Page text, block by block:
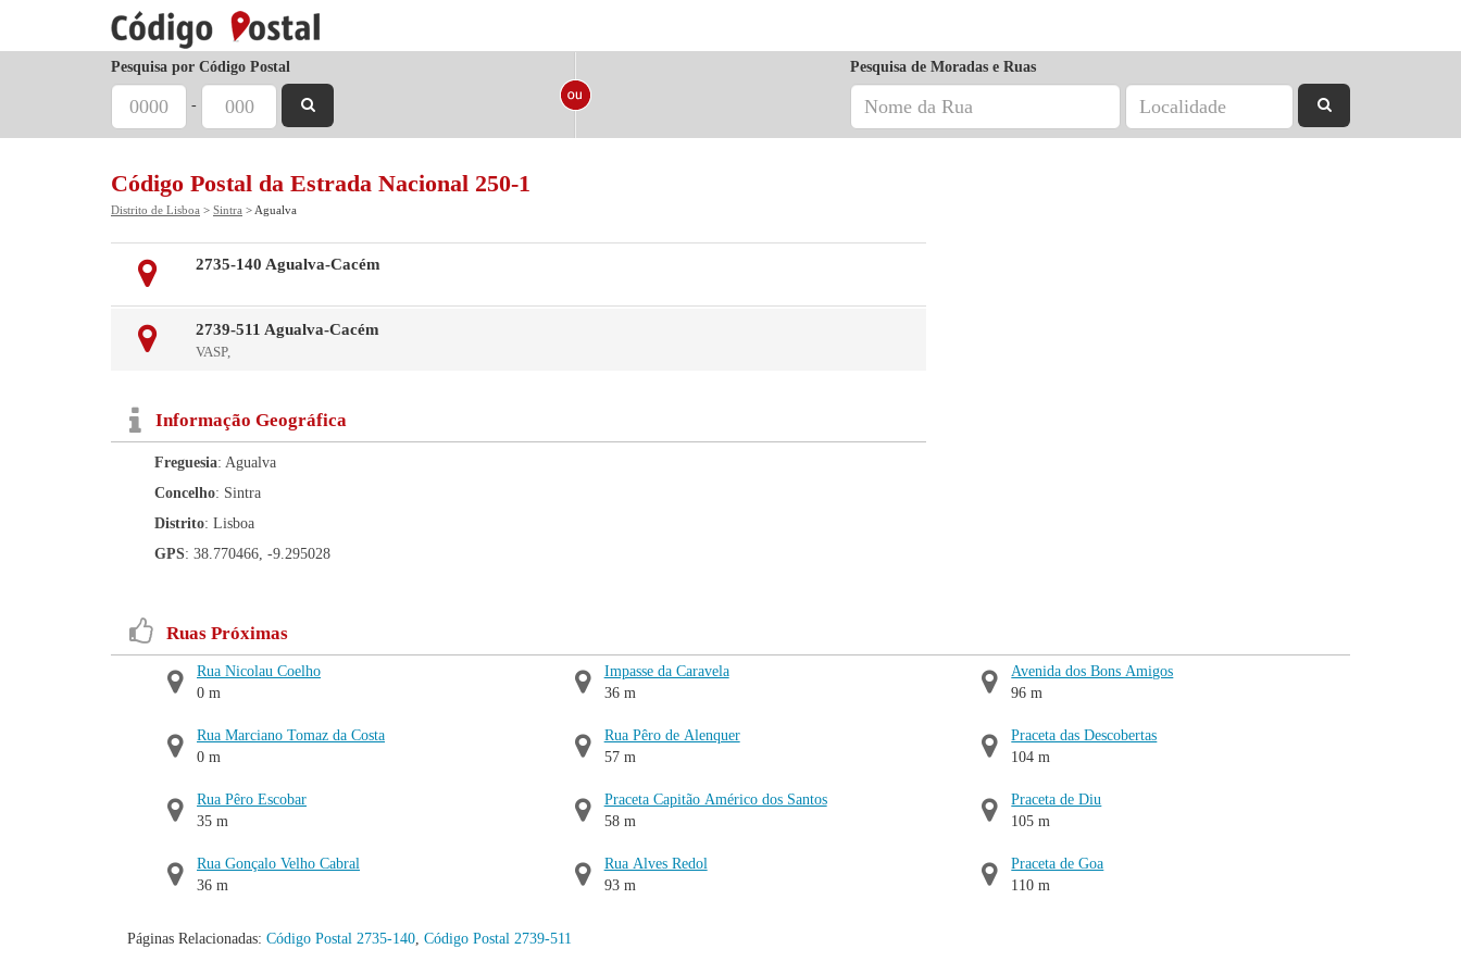
Pesquisa por Código Postal
-
Pesquisa de Moradas e Ruas
Código Postal da Estrada Nacional 250-1
Distrito de Lisboa > Sintra > Agualva
2735-140 Agualva-Cacém
2739-511 Agualva-Cacém
VASP,
Informação Geográfica
Freguesia: Agualva
Concelho: Sintra
Distrito: Lisboa
GPS: 38.770466, -9.295028
Ruas Próximas
Rua Nicolau Coelho
0 m
Rua Marciano Tomaz da Costa
0 m
Rua Pêro Escobar
35 m
Rua Gonçalo Velho Cabral
36 m
Impasse da Caravela
36 m
Rua Pêro de Alenquer
57 m
Praceta Capitão Américo dos Santos
58 m
Rua Alves Redol
93 m
Avenida dos Bons Amigos
96 m
Praceta das Descobertas
104 m
Praceta de Diu
105 m
Praceta de Goa
110 m
Páginas Relacionadas: Código Postal 2735-140, Código Postal 2739-511